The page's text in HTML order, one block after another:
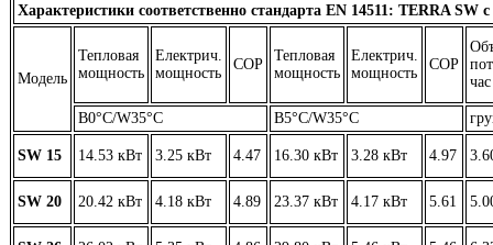
Характеристики соответственно стандарта EN 14511: TERRA SW
Модель
Тепловая
мощность
Електрич.
мощность
COP
Тепловая
мощность
Електрич.
мощность
COP
час
В0°C/W35°C В5°C/W35°C
SW 15 14.53 кВт 3.25 кВт 4.47 16.30 кВт 3.28 кВт 4.97
SW 20 20.42 кВт 4.18 кВт 4.89 23.37 кВт 4.17 кВт 5.61